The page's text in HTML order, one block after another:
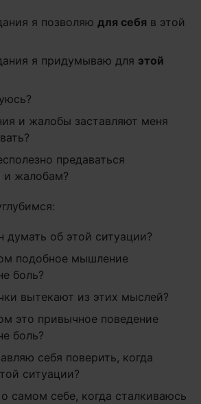
я позволяю для себя в этой
я придумываю для этой
и жалобы заставляют меня
предаваться
и жалобам?
думать об этой ситуации?
подобное мышление
боль?
вытекают из этих мыслей?
это привычное поведение
боль?
себя поверить, когда
ситуации?
самом себе, когда сталкиваюсь